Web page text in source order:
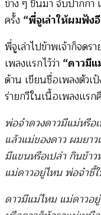
ข้าง ๆ ขึ้นมา จับปากกา
ครั้ง “พี่จูเล่าให้ผมฟั
พี่จูเล่าไปข้าพเจ้าก็จดร
เพลงแรกไว้ว่า “ดาวมี
ด้าน เขียนชื่อเพลงตัวเป้
ร่ายกวีในเนื้อเพลงแรก
พ่อจ๋าดวงดาวมีแม่หรือ
แล้วแม่ของดาว ผมยาว
มีแขนหรือเปล่า กินข้าว
แม่ดาวอยู่ไหน พ่อจ๋าชี้
ดาวมีแม่ไหม แม่ดาวอ